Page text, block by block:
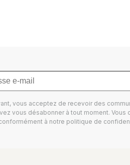
vous acceptez de recevoir des
vous désabonner à tout moment.
à notre politique de